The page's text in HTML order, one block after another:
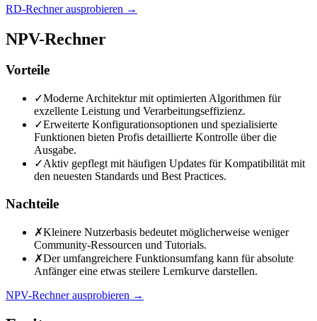
RD-Rechner ausprobieren →
NPV-Rechner
Vorteile
✓Moderne Architektur mit optimierten Algorithmen für
exzellente Leistung und Verarbeitungseffizienz.
✓Erweiterte Konfigurationsoptionen und spezialisierte
Funktionen bieten Profis detaillierte Kontrolle über die
Ausgabe.
✓Aktiv gepflegt mit häufigen Updates für Kompatibilität mit
den neuesten Standards und Best Practices.
Nachteile
✗Kleinere Nutzerbasis bedeutet möglicherweise weniger
Community-Ressourcen und Tutorials.
✗Der umfangreichere Funktionsumfang kann für absolute
Anfänger eine etwas steilere Lernkurve darstellen.
NPV-Rechner ausprobieren →